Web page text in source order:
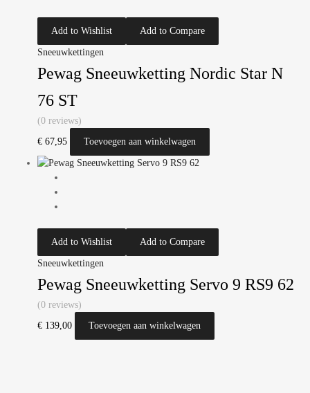
Add to Wishlist Add to Compare
Sneeuwkettingen
Pewag Sneeuwketting Nordic Star N
76 ST
(0 reviews)
€ 67,95 Toevoegen aan winkelwagen
Add to Wishlist Add to Compare
Sneeuwkettingen
Pewag Sneeuwketting Servo 9 RS9 62
(0 reviews)
€ 139,00 Toevoegen aan winkelwagen